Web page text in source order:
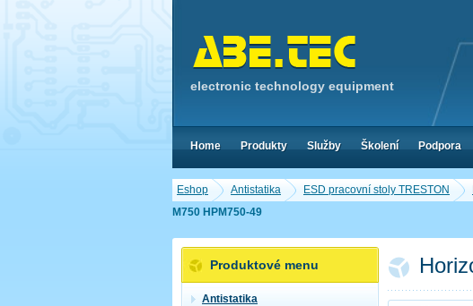
Eshop Antistatika ESD pracovní stoly TRESTON
M750 HPM750-49
Produktové menu
Antistatika
electronic technology equipment
Home Produkty Služby Školení Podpora